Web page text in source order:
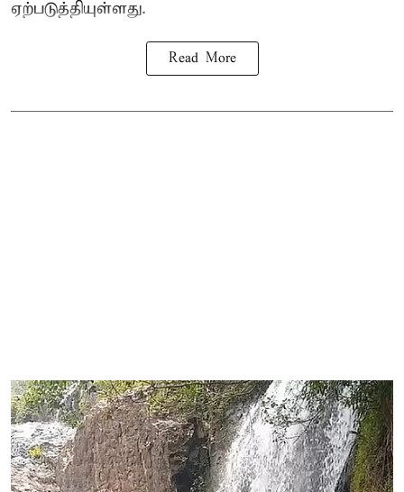
ஏற்படுத்தியுள்ளது.
Read More